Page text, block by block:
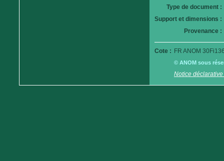
Type de document :
Support et dimensions :
Provenance :
Cote : FR ANOM
© ANOM sous
Notice